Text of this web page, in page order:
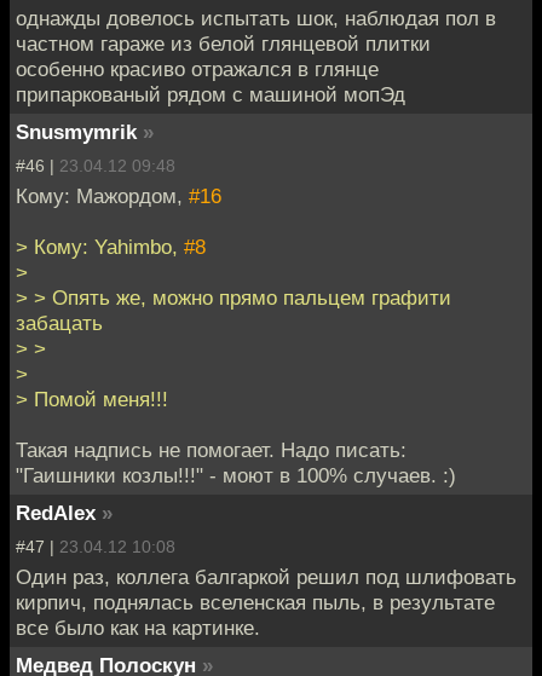
однажды довелось испытать шок, наблюдая пол в
частном гараже из белой глянцевой плитки
особенно красиво отражался в глянце
припаркованый рядом с машиной мопЭд
Snusmymrik »
#46 | 23.04.12 09:48
Кому: Мажордом, #16
> Кому: Yahimbo, #8
>
> > Опять же, можно прямо пальцем графити
забацать
> >
>
> Помой меня!!!
Такая надпись не помогает. Надо писать:
"Гаишники козлы!!!" - моют в 100% случаев. :)
RedAlex »
#47 | 23.04.12 10:08
Один раз, коллега балгаркой решил под шлифовать
кирпич, поднялась вселенская пыль, в результате
все было как на картинке.
Медвед Полоскун »